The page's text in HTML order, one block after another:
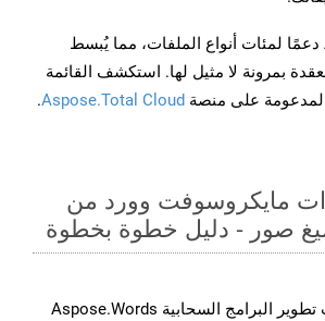
يوفر Aspose.Total دعمًا لمئات أنواع الملفات، مما يُبسط
بمرونة لا مثيل لها. استكشف القائمة
المدعومة على منصة Aspose.Total Cloud
.
مايكروسوفت وورد من
توفر مجموعة أدوات تطوير البرامج السحابية Aspose.Words